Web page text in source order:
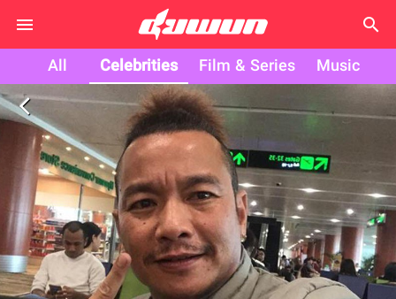
search
All Celebrities Film & Series Music
arrow_back_ios